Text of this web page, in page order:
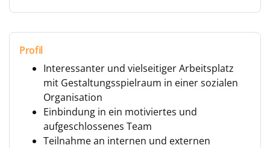
Profil
Interessanter und vielseitiger Arbeitsplatz
mit Gestaltungsspielraum in einer sozialen
Organisation
Einbindung in ein motiviertes und
aufgeschlossenes Team
Teilnahme an internen und externen